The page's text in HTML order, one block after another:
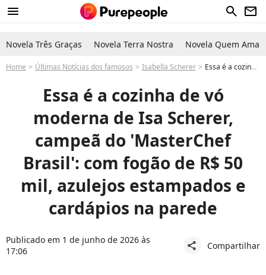
menu search newsletter
Novela Três Graças Novela Terra Nostra Novela Quem Ama
Home Últimas Notícias dos famosos Isabella Scherer Essa é a cozinha de vó moderna de Isa Scherer, campeã do 'MasterChef Brasil': com fogão de R$ 50 mil, azulejos estampados e cardápios na parede
Essa é a cozinha de vó
moderna de Isa Scherer,
campeã do 'MasterChef
Brasil': com fogão de R$ 50
mil, azulejos estampados e
cardápios na parede
Publicado em 1 de junho de 2026 às
17:06
share Compartilhar